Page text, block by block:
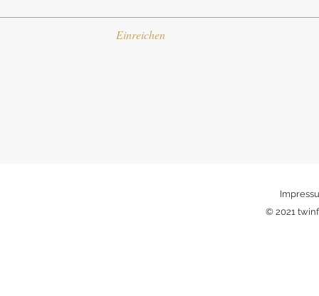
Einreichen
© 2021